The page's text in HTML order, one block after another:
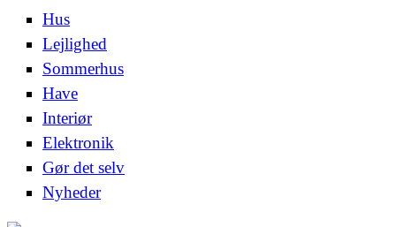
Hus
Lejlighed
Sommerhus
Have
Interiør
Elektronik
Gør det selv
Nyheder